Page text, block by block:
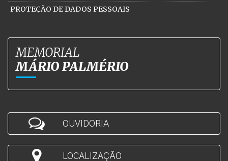
PROTEÇÃO DE DADOS PESSOAIS
MEMORIAL
MÁRIO PALMÉRIO
OUVIDORIA
LOCALIZAÇÃO